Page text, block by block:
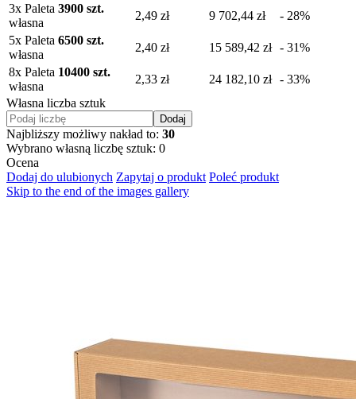
3x Paleta 3900 szt.
własna
2,49 zł 9 702,44 zł
- 28%
5x Paleta 6500 szt.
własna
2,40 zł 15 589,42 zł - 31%
8x Paleta 10400 szt.
własna
2,33 zł 24 182,10 zł - 33%
Własna liczba sztuk
Dodaj
Najbliższy możliwy nakład to: 30
Wybrano własną liczbę sztuk: 0
Ocena
Dodaj do ulubionych Zapytaj o produkt Poleć produkt
Skip to the end of the images gallery